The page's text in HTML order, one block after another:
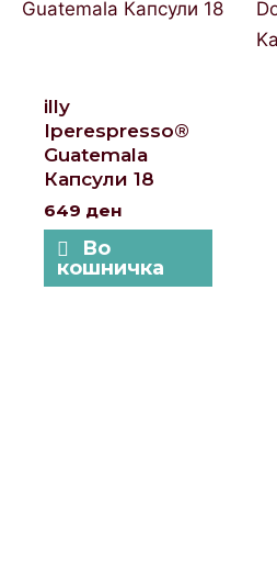
illy
Iperespresso®
Guatemala
Капсули 18
649 ден
Во
кошничка